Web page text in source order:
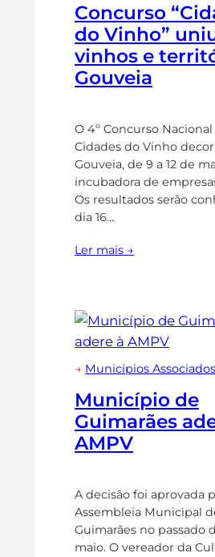
Concurso
do Vinho”
vinhos e
Gouveia
O 4º Concurso
Cidades do Vinho
Gouveia, de 9 a 12 de
incubadora de
Os resultados serão
dia 16…
Ler mais →
→ Municípios Associados
Município de
Guimarães
AMPV
A decisão foi aprovada
Assembleia Municipal
Guimarães no passado
maio. O vereador da